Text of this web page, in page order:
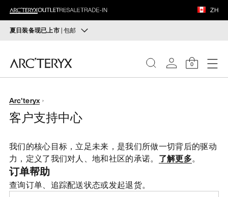
ZH
夏日装备现已上市| 包邮
轻量防护层与山径必备装备，应对长日烈阳。
无理由退换货
改变主意了？ 30天内购买的符合条件的商品可退换货。
0
女士
鞋履
装备
装备
VEILANCE
Arc'teryx
客户支持中心
我们的核心目标，立足未来，是我们所做一切背后的驱动
力，定义了我们对人、地和社区的承诺。 了解更多。
订单帮助
查询订单、追踪配送状态或发起退货。